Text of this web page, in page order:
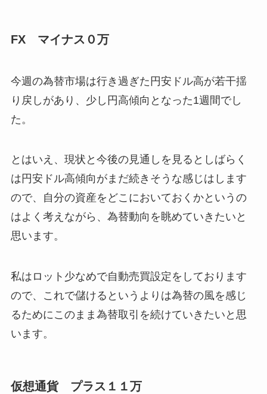
FX マイナス０万
今週の為替市場は行き過ぎた円安ドル高が若干揺
り戻しがあり、少し円高傾向となった1週間でし
た。
とはいえ、現状と今後の見通しを見るとしばらく
は円安ドル高傾向がまだ続きそうな感じはします
ので、自分の資産をどこにおいておくかというの
はよく考えながら、為替動向を眺めていきたいと
思います。
私はロット少なめで自動売買設定をしております
ので、これで儲けるというよりは為替の風を感じ
るためにこのまま為替取引を続けていきたいと思
います。
仮想通貨 プラス１１万